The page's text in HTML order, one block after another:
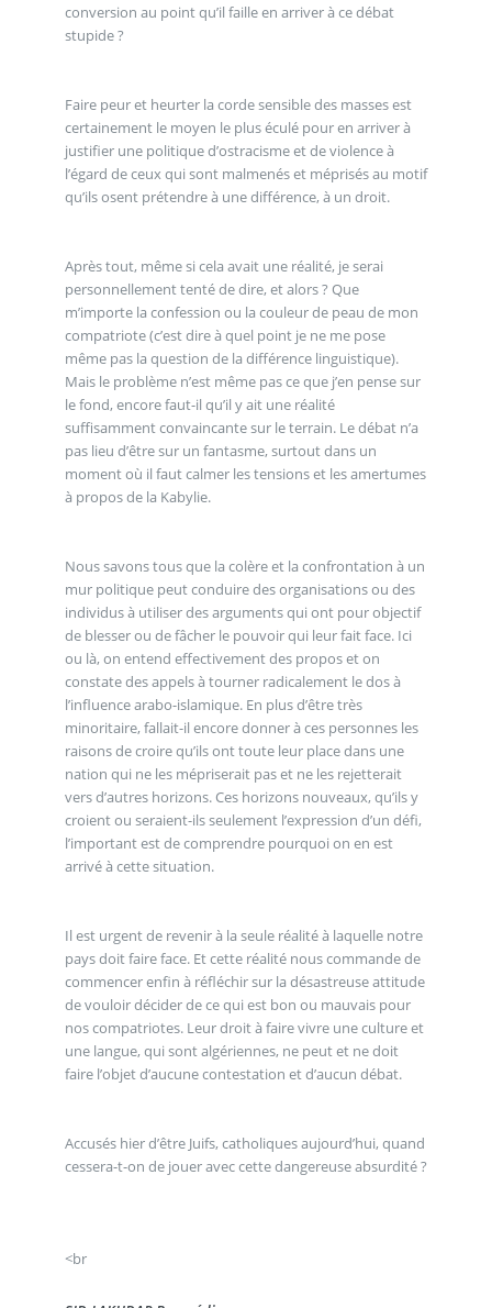
conversion au point qu’il faille en arriver à ce débat
stupide ?
Faire peur et heurter la corde sensible des masses est
certainement le moyen le plus éculé pour en arriver à
justifier une politique d’ostracisme et de violence à
l’égard de ceux qui sont malmenés et méprisés au motif
qu’ils osent prétendre à une différence, à un droit.
Après tout, même si cela avait une réalité, je serai
personnellement tenté de dire, et alors ? Que
m’importe la confession ou la couleur de peau de mon
compatriote (c’est dire à quel point je ne me pose
même pas la question de la différence linguistique).
Mais le problème n’est même pas ce que j’en pense sur
le fond, encore faut-il qu’il y ait une réalité
suffisamment convaincante sur le terrain. Le débat n’a
pas lieu d’être sur un fantasme, surtout dans un
moment où il faut calmer les tensions et les amertumes
à propos de la Kabylie.
Nous savons tous que la colère et la confrontation à un
mur politique peut conduire des organisations ou des
individus à utiliser des arguments qui ont pour objectif
de blesser ou de fâcher le pouvoir qui leur fait face. Ici
ou là, on entend effectivement des propos et on
constate des appels à tourner radicalement le dos à
l’influence arabo-islamique. En plus d’être très
minoritaire, fallait-il encore donner à ces personnes les
raisons de croire qu’ils ont toute leur place dans une
nation qui ne les mépriserait pas et ne les rejetterait
vers d’autres horizons. Ces horizons nouveaux, qu’ils y
croient ou seraient-ils seulement l’expression d’un défi,
l’important est de comprendre pourquoi on en est
arrivé à cette situation.
Il est urgent de revenir à la seule réalité à laquelle notre
pays doit faire face. Et cette réalité nous commande de
commencer enfin à réfléchir sur la désastreuse attitude
de vouloir décider de ce qui est bon ou mauvais pour
nos compatriotes. Leur droit à faire vivre une culture et
une langue, qui sont algériennes, ne peut et ne doit
faire l’objet d’aucune contestation et d’aucun débat.
Accusés hier d’être Juifs, catholiques aujourd’hui, quand
cessera-t-on de jouer avec cette dangereuse absurdité ?
<br